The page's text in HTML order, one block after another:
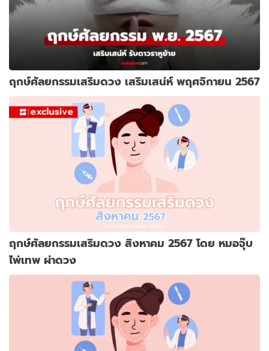
ฤกษ์ศัลยกรรมเสริมดวง เสริมเสน่ห์ พฤศจิกายน 2567
ฤกษ์ศัลยกรรมเสริมดวง สิงหาคม 2567 โดย หมอจุ๊บ
ไพ่เทพ ผ่าดวง